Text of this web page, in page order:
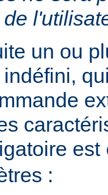
un ou
est
: